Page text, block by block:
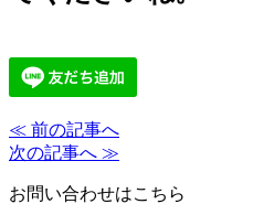
≪ 前の記事へ
次の記事へ ≫
お問い合わせはこちら